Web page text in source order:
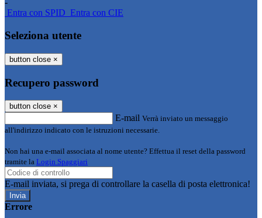
-
Entra con SPID Entra con CIE
Seleziona utente
button close ×
Recupero password
button close ×
E-mail Verrà inviato un messaggio
all'indirizzo indicato con le istruzioni necessarie.
Non hai una e-mail associata al nome utente? Effettua il reset della password
tramite la Login Spaggiari
E-mail inviata, si prega di controllare la casella di posta elettronica!
Errore